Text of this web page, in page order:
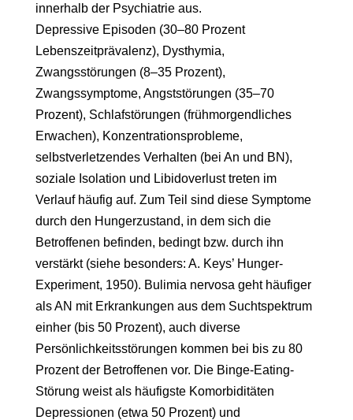
innerhalb der Psychiatrie aus.
Depressive Episoden (30–80 Prozent
Lebenszeitprävalenz), Dysthymia,
Zwangsstörungen (8–35 Prozent),
Zwangssymptome, Angststörungen (35–70
Prozent), Schlafstörungen (frühmorgendliches
Erwachen), Konzentrationsprobleme,
selbstverletzendes Verhalten (bei An und BN),
soziale Isolation und Libidoverlust treten im
Verlauf häufig auf. Zum Teil sind diese Symptome
durch den Hungerzustand, in dem sich die
Betroffenen befinden, bedingt bzw. durch ihn
verstärkt (siehe besonders: A. Keys’ Hunger-
Experiment, 1950). Bulimia nervosa geht häufiger
als AN mit Erkrankungen aus dem Suchtspektrum
einher (bis 50 Prozent), auch diverse
Persönlichkeitsstörungen kommen bei bis zu 80
Prozent der Betroffenen vor. Die Binge-Eating-
Störung weist als häufigste Komorbiditäten
Depressionen (etwa 50 Prozent) und